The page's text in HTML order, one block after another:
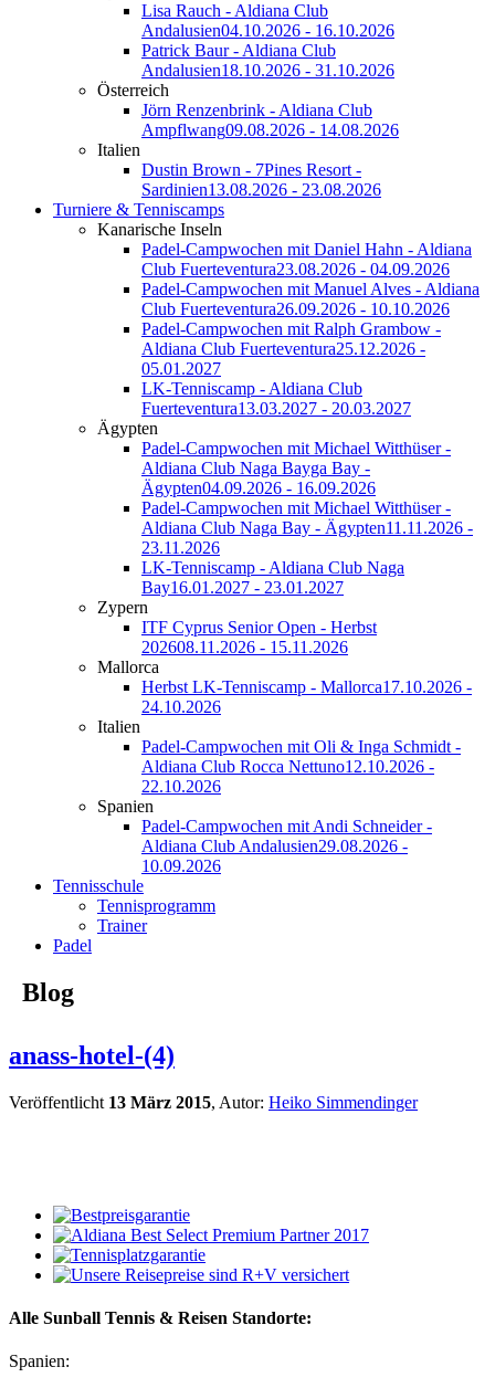
Lisa Rauch - Aldiana Club
Andalusien04.10.2026 - 16.10.2026
Patrick Baur - Aldiana Club
Andalusien18.10.2026 - 31.10.2026
Österreich
Jörn Renzenbrink - Aldiana Club
Ampflwang09.08.2026 - 14.08.2026
Italien
Dustin Brown - 7Pines Resort -
Sardinien13.08.2026 - 23.08.2026
Turniere & Tenniscamps
Kanarische Inseln
Padel-Campwochen mit Daniel Hahn - Aldiana
Club Fuerteventura23.08.2026 - 04.09.2026
Padel-Campwochen mit Manuel Alves - Aldiana
Club Fuerteventura26.09.2026 - 10.10.2026
Padel-Campwochen mit Ralph Grambow -
Aldiana Club Fuerteventura25.12.2026 -
05.01.2027
LK-Tenniscamp - Aldiana Club
Fuerteventura13.03.2027 - 20.03.2027
Ägypten
Padel-Campwochen mit Michael Witthüser -
Aldiana Club Naga Bayga Bay -
Ägypten04.09.2026 - 16.09.2026
Padel-Campwochen mit Michael Witthüser -
Aldiana Club Naga Bay - Ägypten11.11.2026 -
23.11.2026
LK-Tenniscamp - Aldiana Club Naga
Bay16.01.2027 - 23.01.2027
Zypern
ITF Cyprus Senior Open - Herbst
202608.11.2026 - 15.11.2026
Mallorca
Herbst LK-Tenniscamp - Mallorca17.10.2026 -
24.10.2026
Italien
Padel-Campwochen mit Oli & Inga Schmidt -
Aldiana Club Rocca Nettuno12.10.2026 -
22.10.2026
Spanien
Padel-Campwochen mit Andi Schneider -
Aldiana Club Andalusien29.08.2026 -
10.09.2026
Tennisschule
Tennisprogramm
Trainer
Padel
Blog
anass-hotel-(4)
Veröffentlicht 13 März 2015, Autor: Heiko Simmendinger
Alle Sunball Tennis & Reisen Standorte:
Spanien: